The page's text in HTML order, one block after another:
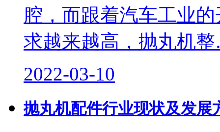
腔，而跟着汽车工业
求越来越高，抛丸机
2022-03-10
抛丸机配件行业现状及发展